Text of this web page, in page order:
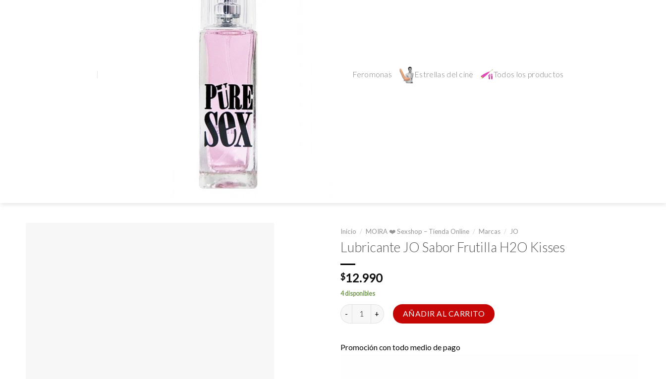
Feromonas Estrellas del cine Todos los productos
Inicio / MOIRA ❤️ Sexshop – Tienda Online / Marcas / JO
Lubricante JO Sabor Frutilla H2O Kisses
$12.990
4 disponibles
Lubricante JO Sabor Frutilla H2O Kisses cantidad
AÑADIR AL CARRITO
Promoción con todo medio de pago